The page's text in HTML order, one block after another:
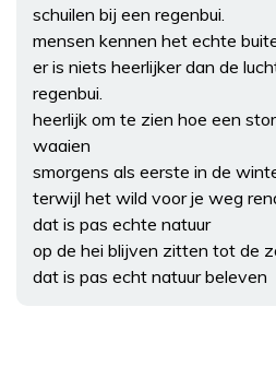
schuilen bij een regenbui.
mensen kennen het echte
er is niets heerlijker dan de
regenbui.
heerlijk om te zien hoe een
waaien
smorgens als eerste in de
terwijl het wild voor je weg
dat is pas echte natuur
op de hei blijven zitten tot de
dat is pas echt natuur beleven